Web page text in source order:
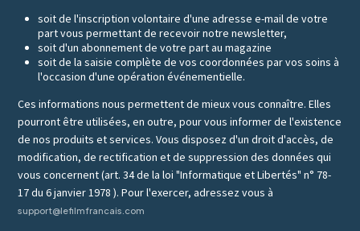
soit de l'inscription volontaire d'une adresse e-mail de votre
part vous permettant de recevoir notre newsletter,
soit d'un abonnement de votre part au magazine
soit de la saisie complète de vos coordonnées par vos soins à
l'occasion d'une opération événementielle.
Ces informations nous permettent de mieux vous connaître. Elles
pourront être utilisées, en outre, pour vous informer de l'existence
de nos produits et services. Vous disposez d'un droit d'accès, de
modification, de rectification et de suppression des données qui
vous concernent (art. 34 de la loi "Informatique et Libertés" n° 78-
17 du 6 janvier 1978 ). Pour l'exercer, adressez vous à
support@lefilmfrancais.com